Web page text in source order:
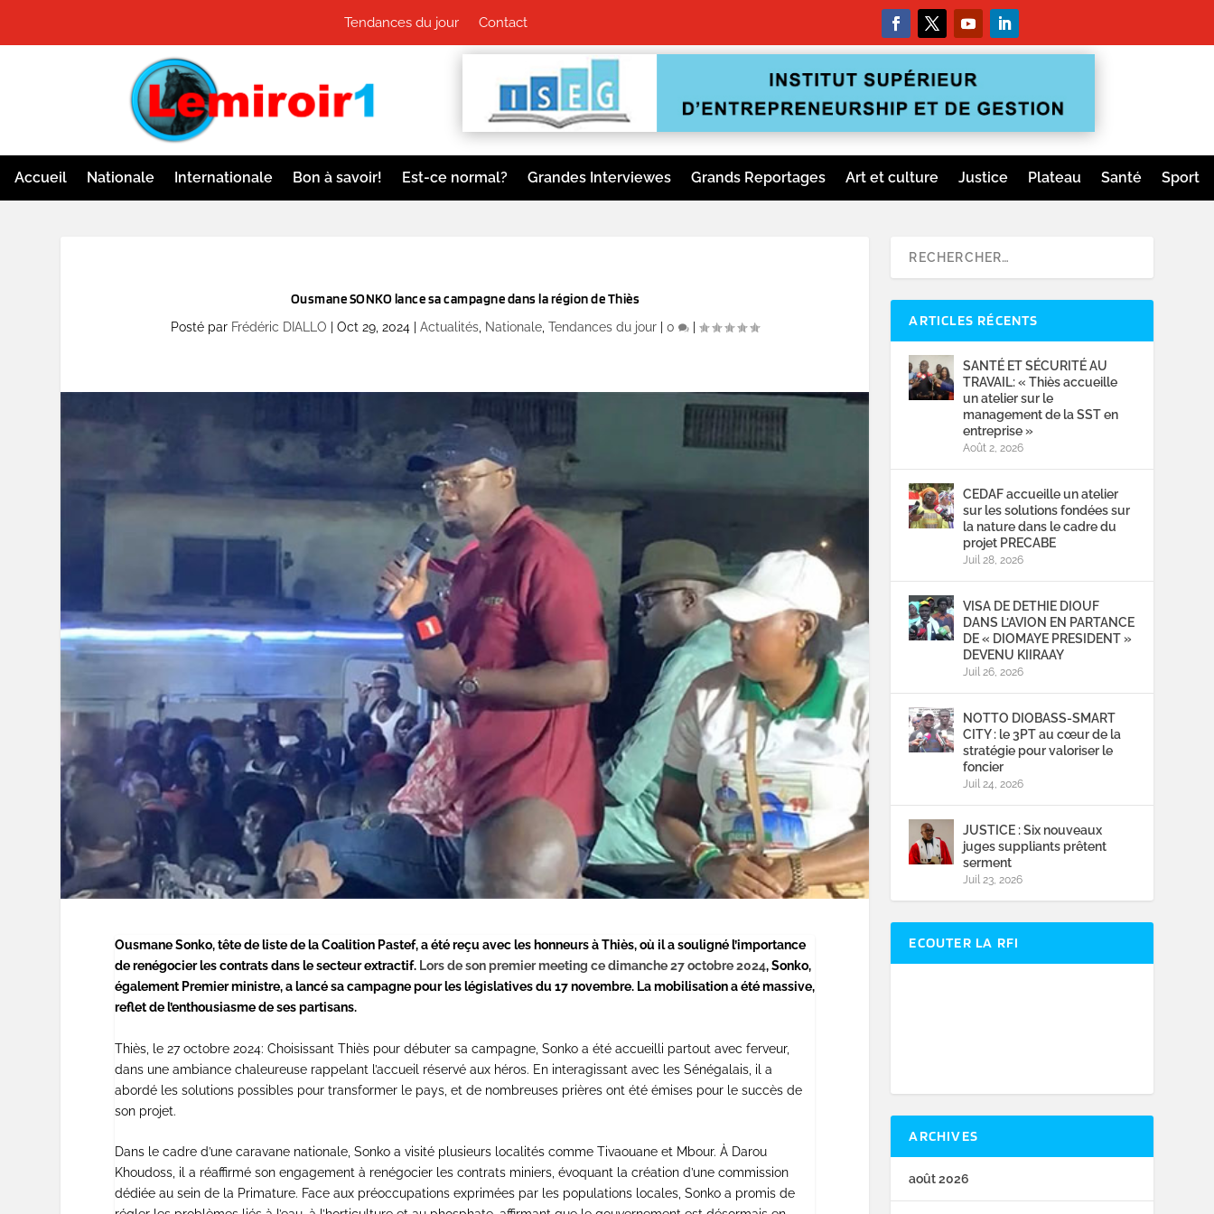
Tendances du jour Contact
Accueil Nationale Internationale Bon à savoir! Est-ce normal? Grandes Interviewes Grands Reportages Art et culture Justice Plateau Santé Sport
Ousmane SONKO lance sa campagne dans la région de Thiès
Posté par Frédéric DIALLO |Oct 29, 2024 |Actualités Nationale ,Tendances du jour |0 |
Ousmane Sonko, tête de liste de la Coalition Pastef, a été reçu avec les honneurs à Thiès, où il a souligné l’importance
de renégocier les contrats dans le secteur extractif. Lors de son premier meeting ce dimanche 27 octobre 2024, Sonko,
également Premier ministre, a lancé sa campagne pour les législatives du 17 novembre. La mobilisation a été massive,
reflet de l’enthousiasme de ses partisans.
Thiès, le 27 octobre 2024: Choisissant Thiès pour débuter sa campagne, Sonko a été accueilli partout avec ferveur,
dans une ambiance chaleureuse rappelant l’accueil réservé aux héros. En interagissant avec les Sénégalais, il a
abordé les solutions possibles pour transformer le pays, et de nombreuses prières ont été émises pour le succès de
son projet.
Dans le cadre d’une caravane nationale, Sonko a visité plusieurs localités comme Tivaouane et Mbour. À Darou
Khoudoss, il a réaffirmé son engagement à renégocier les contrats miniers, évoquant la création d’une commission
dédiée au sein de la Primature. Face aux préoccupations exprimées par les populations locales, Sonko a promis de
ARTICLES RÉCENTS
SANTÉ ET SÉCURITÉ AU
TRAVAIL: « Thiès accueille
un atelier sur le
management de la SST en
entreprise »
Août 2, 2026
CEDAF accueille un atelier
sur les solutions fondées sur
la nature dans le cadre du
projet PRECABE
Juil 28, 2026
VISA DE DETHIE DIOUF
DANS L’AVION EN PARTANCE
DE « DIOMAYE PRESIDENT »
DEVENU KIIRAAY
Juil 26, 2026
NOTTO DIOBASS-SMART
CITY : le 3PT au cœur de la
stratégie pour valoriser le
foncier
Juil 24, 2026
JUSTICE : Six nouveaux
juges suppliants prêtent
serment
Juil 23, 2026
ECOUTER LA RFI
ARCHIVES
août 2026